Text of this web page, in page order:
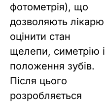
фотометрія), що
дозволяють лікарю
оцінити стан
щелепи, симетрію і
положення зубів.
Після цього
розробляється